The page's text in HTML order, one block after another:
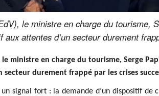
le ministre en charge du tourisme,
attentes d’un secteur durement
le ministre en charge du tourisme, Serge
durement frappé par les crises
signal fort : la demande d’un dispositif